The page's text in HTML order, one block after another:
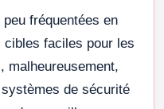
fréquentées en
faciles pour les
malheureusement,
de sécurité